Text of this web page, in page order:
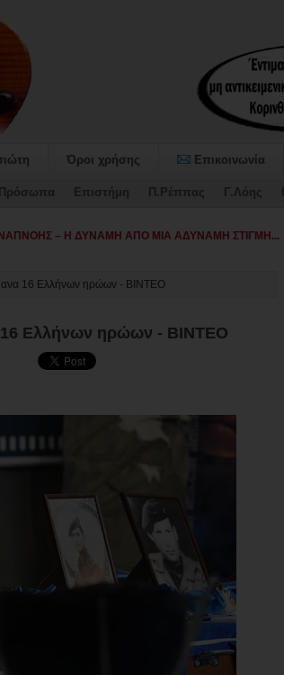
Όροι χρήσης Επικοινωνία
Πρόσωπα Επιστήμη Π.Ρέππας Γ.Λόης
16 Ελλήνων ηρώων - ΒΙΝΤΕΟ
16 Ελλήνων ηρώων - ΒΙΝΤΕΟ